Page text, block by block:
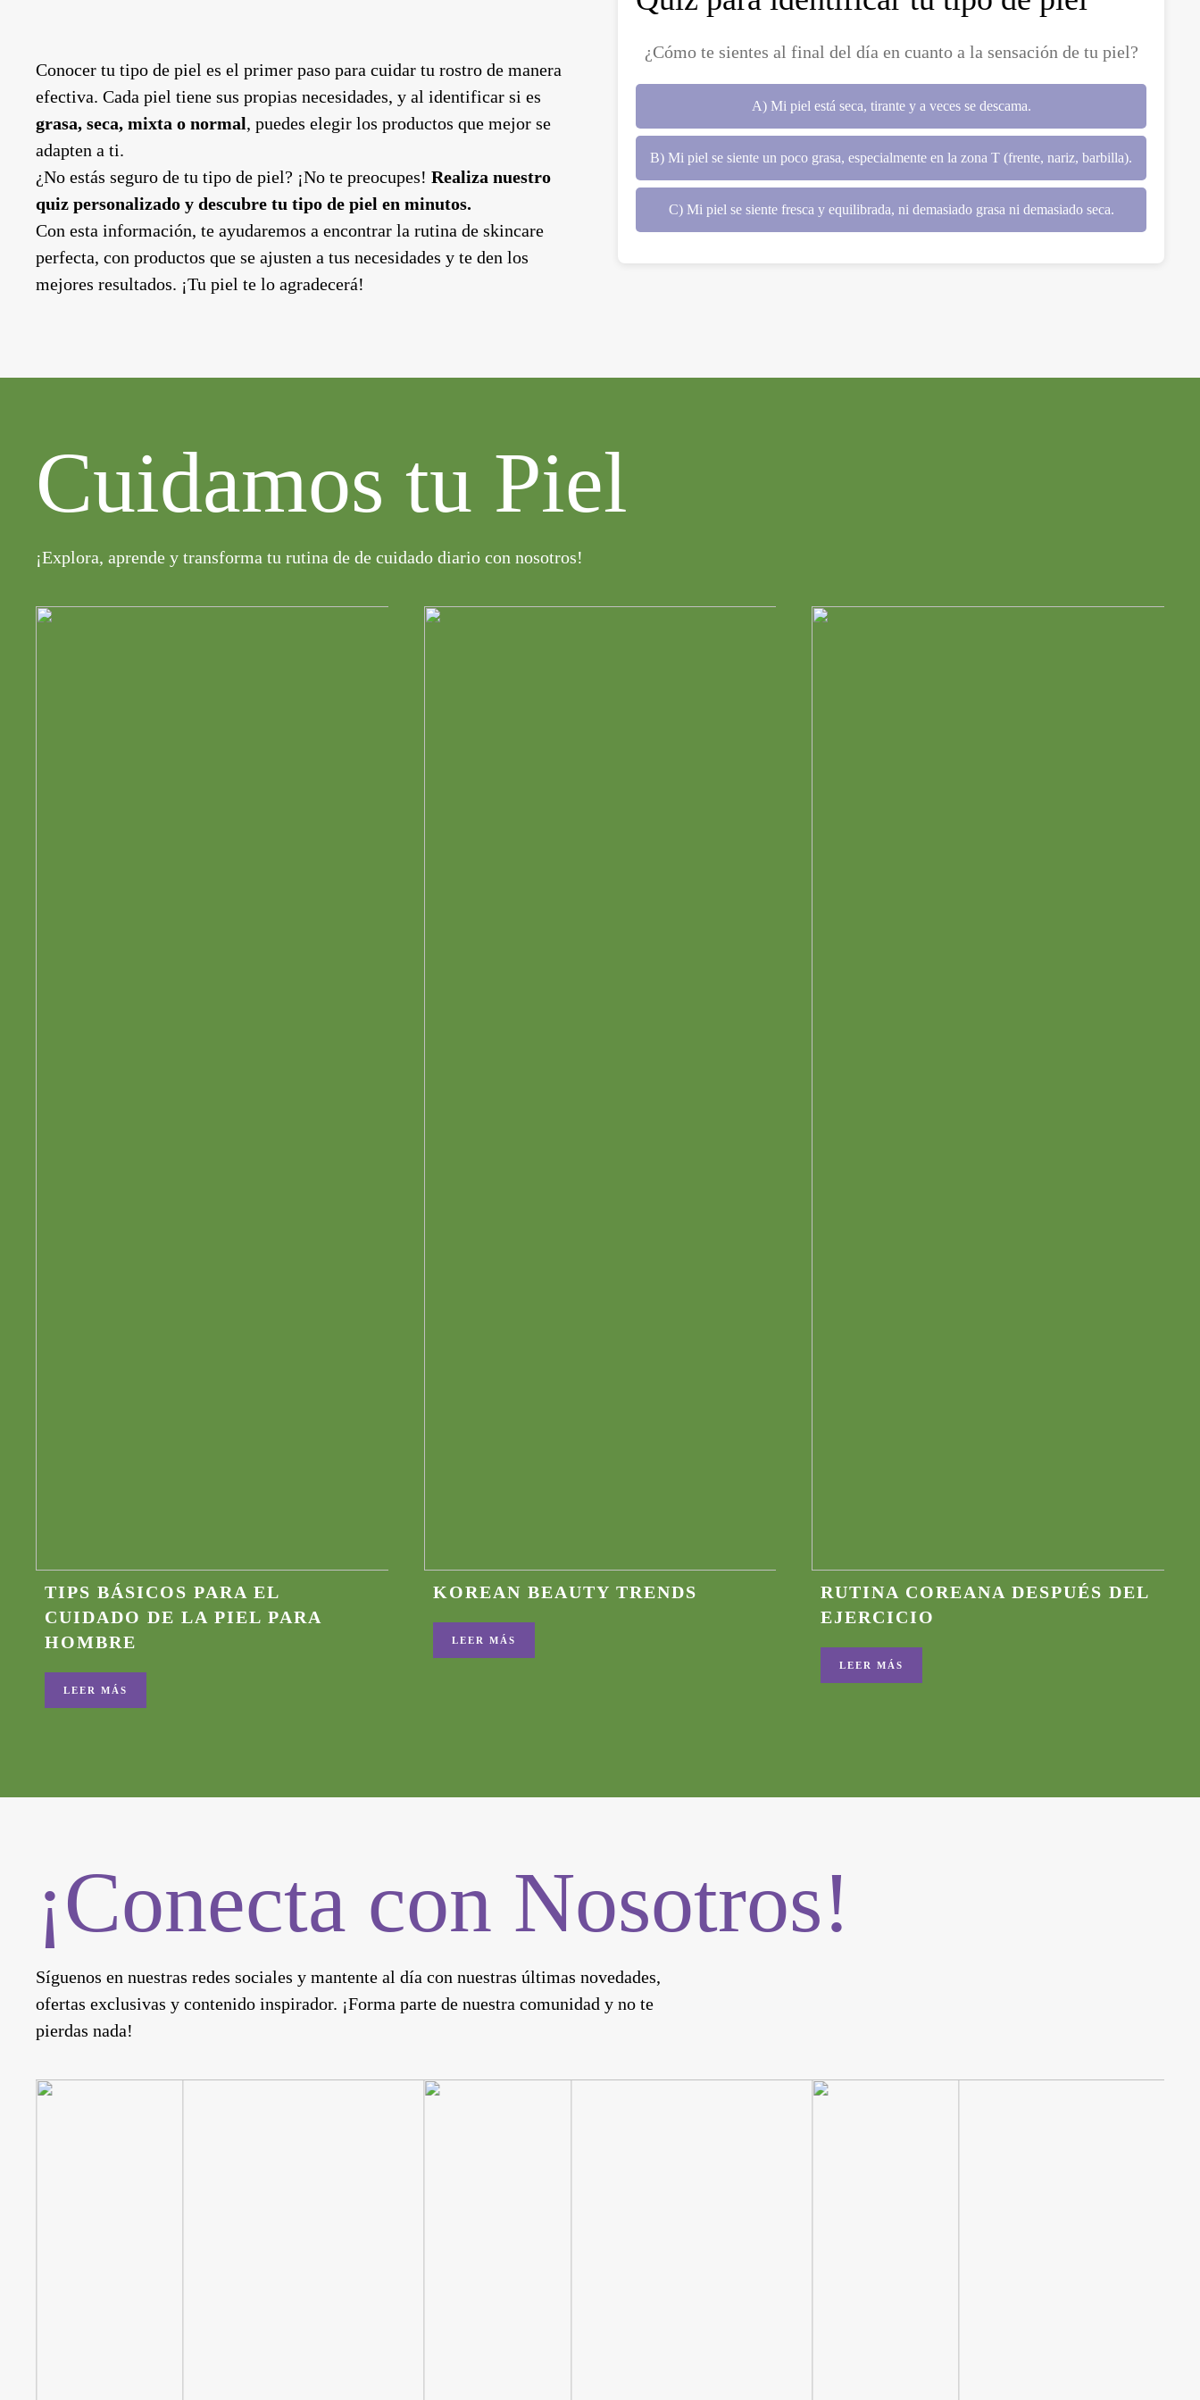
Conocer tu tipo de piel es el primer paso para cuidar tu rostro de manera
efectiva. Cada piel tiene sus propias necesidades, y al identificar si es
grasa, seca, mixta o normal, puedes elegir los productos que mejor se
adapten a ti.
¿No estás seguro de tu tipo de piel? ¡No te preocupes! Realiza nuestro
quiz personalizado y descubre tu tipo de piel en minutos.
Con esta información, te ayudaremos a encontrar la rutina de skincare
perfecta, con productos que se ajusten a tus necesidades y te den los
mejores resultados. ¡Tu piel te lo agradecerá!
¿Cómo te sientes al final del día en cuanto a la sensación de tu piel?
A) Mi piel está seca, tirante y a veces se descama.
B) Mi piel se siente un poco grasa, especialmente en la zona T (frente, nariz, barbilla).
C) Mi piel se siente fresca y equilibrada, ni demasiado grasa ni demasiado seca.
Cuidamos tu Piel
¡Explora, aprende y transforma tu rutina de de cuidado diario con nosotros!
TIPS BÁSICOS PARA EL
CUIDADO DE LA PIEL PARA
HOMBRE
LEER MÁS
KOREAN BEAUTY TRENDS
LEER MÁS
RUTINA COREANA DESPUÉS DEL
EJERCICIO
LEER MÁS
¡Conecta con Nosotros!
Síguenos en nuestras redes sociales y mantente al día con nuestras últimas novedades,
ofertas exclusivas y contenido inspirador. ¡Forma parte de nuestra comunidad y no te
pierdas nada!